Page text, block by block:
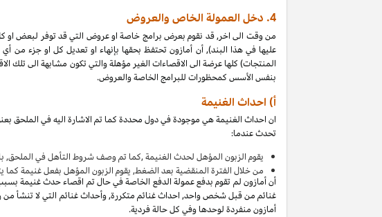
4. دخل العمولة الخاص والعروض
من وقت الى اخر, قد نقوم بعرض برامج خاصة او عروض التي قد توفر لبعض
عليها في هذا البند), أن أمازون تحتفظ بحقها بإنهاء او تعديل كل او جزء
بنفس الأسس كمحظورات للبرامج الخاصة والعروض.
أ) احداث الغنيمة
ان احداث الغنيمة هي موجودة في دول محددة كما تم الاشارة اليه في الملحق
تحدث عندما:
يقومالزبون المؤهل لحدث الغنيمة ,كما تم وصف شروط التأهل في
منخلال الفترة المنقضية بعد الضغط, يقوم الزبون المؤهل بفعل غنيمة
أن أمازون لم تقوم بدفع عمولة الدفع الخاصة في حال تم اقصاء حدث غنيمة
غنائم من قبل شخص واحد, احداث غنائم متكررة, وأحداث غنائم التي لا تنشأ
أمازون منفردة لوحدها وفي كل حالة فردية.